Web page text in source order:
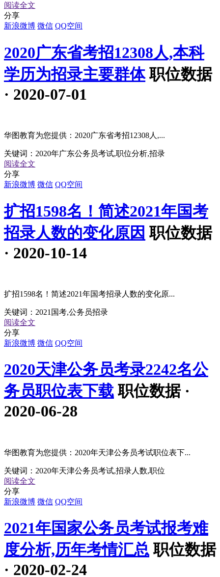
阅读全文
分享
新浪微博 微信 QQ空间
2020广东省考招12308人,本科
学历为招录主要群体 职位数据
· 2020-07-01
华图教育为您提供：2020广东省考招12308人,...
关键词： 2020年广东公务员考试,职位分析,招录
阅读全文
分享
新浪微博 微信 QQ空间
扩招1598名！简述2021年国考
招录人数的变化原因 职位数据
· 2020-10-14
扩招1598名！简述2021年国考招录人数的变化原...
关键词： 2021国考,公务员招录
阅读全文
分享
新浪微博 微信 QQ空间
2020天津公务员考录2242名公
务员职位表下载 职位数据 ·
2020-06-28
华图教育为您提供：2020年天津公务员考试职位表下...
关键词： 2020年天津公务员考试,招录人数,职位
阅读全文
分享
新浪微博 微信 QQ空间
2021年国家公务员考试报考难
度分析,历年考情汇总 职位数据
· 2020-02-24